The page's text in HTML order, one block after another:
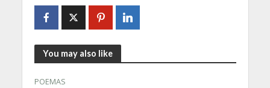
You may also like
POEMAS